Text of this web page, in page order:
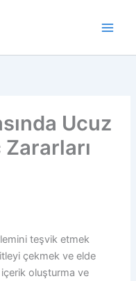
Ucuz
teşvik etmek
çekmek ve elde
içerik oluşturma ve